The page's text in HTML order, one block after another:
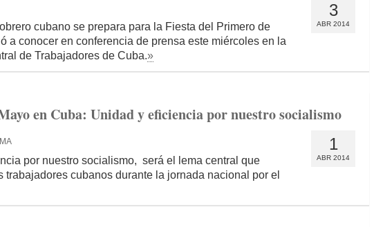
3
ABR 2014
cubano se prepara para la Fiesta del Primero de
a conocer en conferencia de prensa este miércoles en la
de Trabajadores de Cuba.»
en Cuba: Unidad y eficiencia por nuestro socialismo
1
ABR 2014
por nuestro socialismo, será el lema central que
trabajadores cubanos durante la jornada nacional por el